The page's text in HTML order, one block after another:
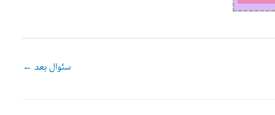
سئوال بعد ←